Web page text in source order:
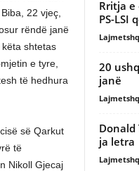
22 vjeç,
rëndë janë
shtetas
e tyre,
të hedhura
së Qarkut
të
Nikoll Gjecaj
Rritja e
PS-LSI
20
janë
ja letra